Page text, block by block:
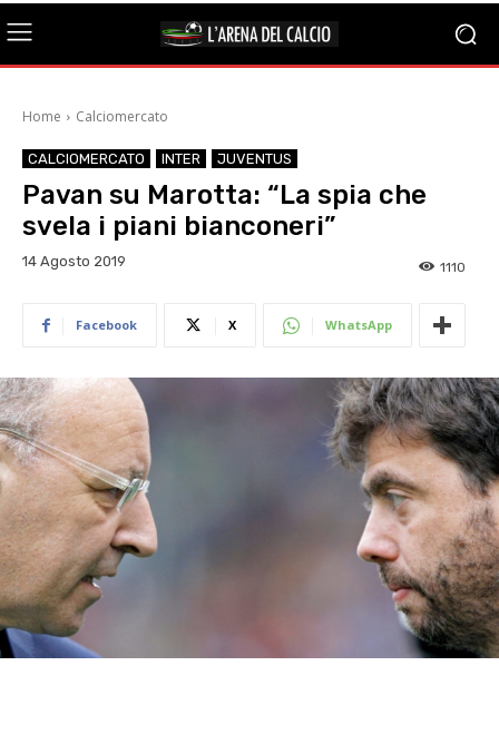
Home Calciomercato
CALCIOMERCATO INTER JUVENTUS
Pavan su Marotta: “La spia che
svela i piani bianconeri”
14 Agosto 2019 1110
Facebook X WhatsApp